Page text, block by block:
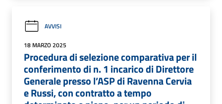
AVVISI
18 MARZO 2025
Procedura di selezione comparativa per il
conferimento di n. 1 incarico di Direttore
Generale presso l’ASP di Ravenna Cervia
e Russi, con contratto a tempo